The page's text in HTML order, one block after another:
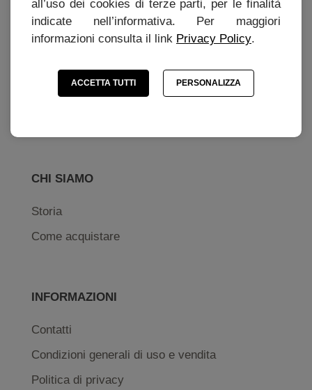
Tel. +39 045 6201131 - P.IVA 04166750234
info@cafferoen.com
ORARI
Lunedì - Venerdì 8:30 - 12:00 \ 14:30 - 18:00
CHI SIAMO
Storia
Come acquistare
INFORMAZIONI
Contatti
Condizioni generali di uso e vendita
Politica di privacy
all’uso dei cookies di terze parti, per le finalità
indicate nell’informativa. Per maggiori
informazioni consulta il link Privacy Policy.
ACCETTA TUTTI PERSONALIZZA